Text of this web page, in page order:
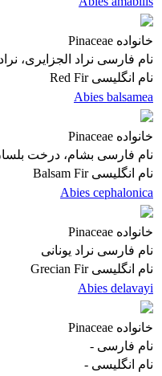
خانواده Pinaceae
نام فارسی نراد الجزایری،
نام انگلیسیRed Fir
Abies balsamea
خانواده Pinaceae
نام فارسی بشام، درخت
نام انگلیسیBalsam Fir
Abies cephalonica
خانواده Pinaceae
نام فارسی نراد یونانی
نام انگلیسیGrecian Fir
Abies delavayi
خانواده Pinaceae
نام فارسی -
نام انگلیسی -